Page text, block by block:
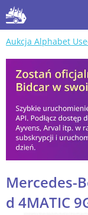
Aukcja Alphabet
Mercedes-
d 4MATIC